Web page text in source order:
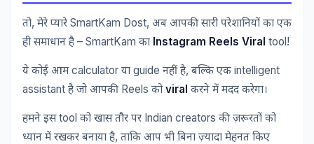
तो, मेरे प्यारे SmartKam Dost, अब आपकी सारी परेशानियों का एक
ही समाधान है – SmartKam का Instagram Reels Viral tool!
ये कोई आम calculator या guide नहीं है, बल्कि एक intelligent
assistant है जो आपकी Reels को viral करने में मदद करेगा।
हमने इसtool को खास तौर पर Indian creators की ज़रूरतों को
ध्यान में रखकर बनाया है, ताकि आप भी बिना ज़्यादा मेहनत किए